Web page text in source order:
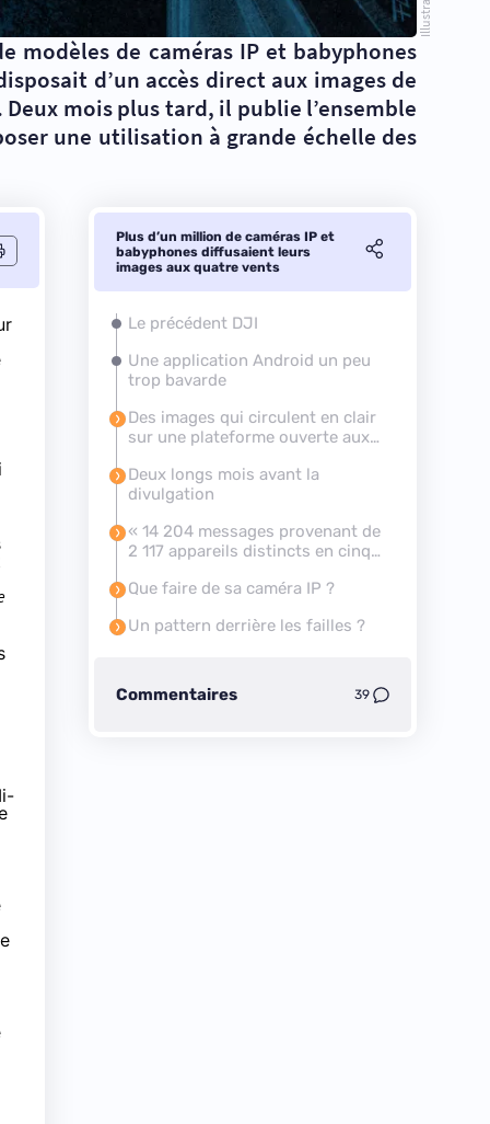
modèles de caméras IP et babyphones
d’un accès direct aux images de
mois plus tard, il publie l’ensemble
une utilisation à grande échelle des
Plus d’un million de caméras IP et
babyphones diffusaient leurs
images aux quatre vents
Le précédent DJI
Une application Android un peu
trop bavarde
Des images qui circulent en clair
sur une plateforme ouverte aux
Deux longs mois avant la
divulgation
« 14 204 messages provenant de
2 117 appareils distincts en cinq
Que faire de sa caméra IP ?
Un pattern derrière les failles ?
Commentaires 39